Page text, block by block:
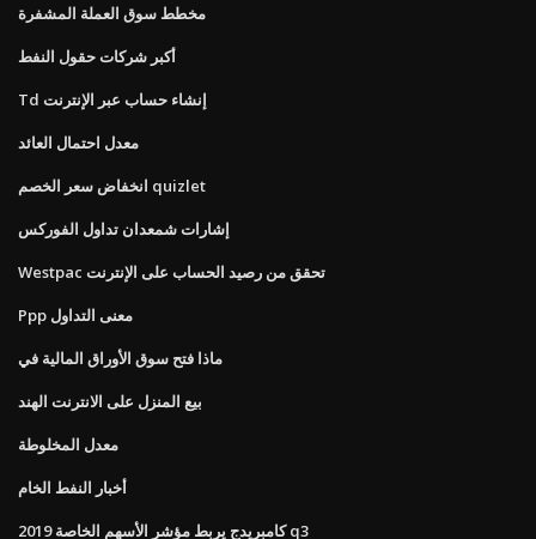
مخطط سوق العملة المشفرة
أكبر شركات حقول النفط
Td إنشاء حساب عبر الإنترنت
معدل احتمال العائد
انخفاض سعر الخصم quizlet
إشارات شمعدان تداول الفوركس
Westpac تحقق من رصيد الحساب على الإنترنت
Ppp معنى التداول
ماذا فتح سوق الأوراق المالية في
بيع المنزل على الانترنت الهند
معدل المخلوطة
أخبار النفط الخام
كامبريدج يربط مؤشر الأسهم الخاصة 2019 q3